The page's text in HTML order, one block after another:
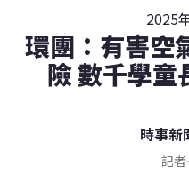
2025
環團：有害空
險 數千學童
時事新
記者